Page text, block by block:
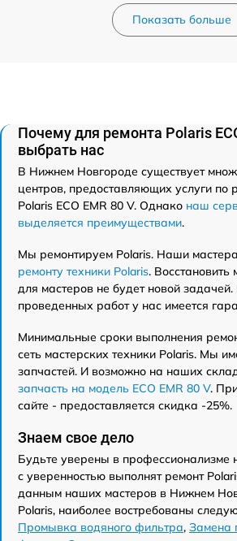
Показать больше
Почему для ремонта Polaris
выбрать нас
В Нижнем Новгороде существует
центров, предоставляющих услуги по
Polaris ECO EMR 80 V. Однако наш
выделяется преимуществами.
Мы ремонтируем Polaris. Наши
ремонту техники Polaris. Восстановить
для мастеров не будет новой
проведенных работ у нас имеется
Минимальные сроки выполнения
сеть мастерских техники Polaris. Мы
запчастей. И возможно на наших
запчасть на модель ECO EMR 80 V.
сайте - предоставляется скидка -25%.
Знаем свое дело
Будьте уверены в профессионализме
с уверенностью выполнят ремонт
данным наших мастеров в Нижнем
Polaris, наиболее востребованы
Промывка водяного фильтра, Замена